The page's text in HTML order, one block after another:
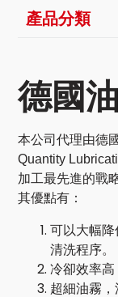
活動花絮
聯絡我們
產品分類
德國
本公司代理由德
Quantity
加工最先進的戰
其優點有：
可以大幅
清洗程序。
冷卻效率高
超細油霧，